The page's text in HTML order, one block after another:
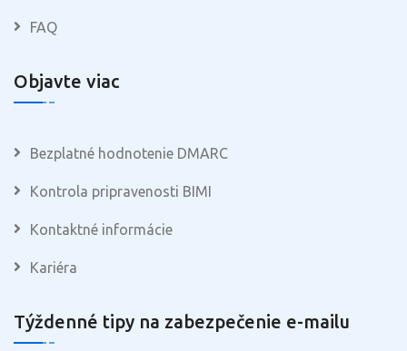
FAQ
Objavte viac
Bezplatné hodnotenie DMARC
Kontrola pripravenosti BIMI
Kontaktné informácie
Kariéra
Týždenné tipy na zabezpečenie e-mailu